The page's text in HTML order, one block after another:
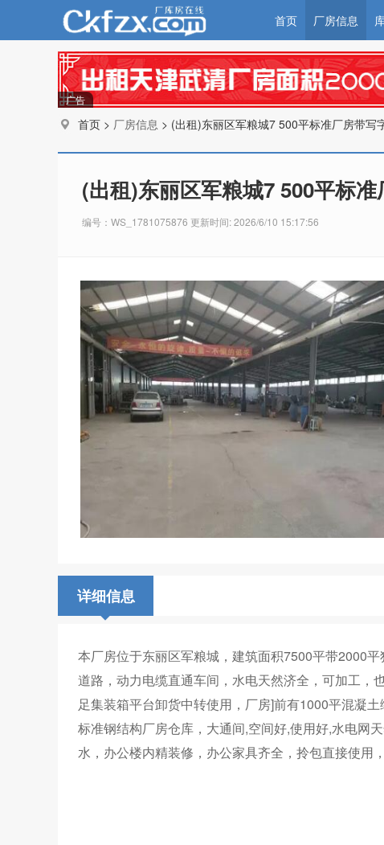
首页 厂房信息
广告
首页 > 厂房信息 > (出租)东丽区军粮城7 500平标准厂房带写
(出租)东丽区军粮城7 500平标
编号：WS_1781075876 更新时间: 2026/6/10 15:17:56
详细信息
本厂房位于东丽区军粮城，建筑面积7500平带2000
道路，动力电缆直通车间，水电天然济全，可加工，
足集装箱平台卸货中转使用，厂房]前有1000平混凝
标准钢结构厂房仓库，大通间,空间好,使用好,水电网
水，办公楼内精装修，办公家具齐全，拎包直接使用